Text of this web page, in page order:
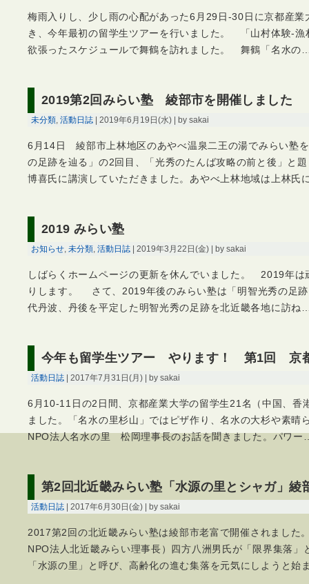
梅雨入りし、少し雨の心配があった6月29日-30日に京都産
き、今年最初の留学生ツアーを行いました。 「山村体験-漁
欲張ったスケジュールで舞鶴を訪れました。 舞鶴「名水の
2019第2回みらい塾 綾部市を開催しました
未分類, 活動日誌 | 2019年6月19日(水) | by sakai
6月14日 綾部市上林地区のあやべ温泉二王の湯でみらい塾
の足跡を辿る」の2回目、「光秀のたんば攻略の前と後」と
博喜氏に講演していただきました。あやべ上林地域は上林氏
2019 みらい塾
お知らせ, 未分類, 活動日誌 | 2019年3月22日(金) | by sakai
しばらくホームページの更新を休んでいました。 2019年は
りします。 さて、2019年後のみらい塾は「明智光秀の足
代丹波、丹後を平定した明智光秀の足跡を北近畿各地に訪ね
今年も留学生ツアー やります！ 第1回 京
活動日誌 | 2017年7月31日(月) | by sakai
6月10-11日の2日間、京都産業大学の留学生21名（中国、香
ました。「名水の里杉山」ではピザ作り、名水の大杉や素晴
NPO法人名水の里 松岡理事長のお話を聞きました。パワ
第2回北近畿みらい塾「水源の里とシャガ」綾
活動日誌 | 2017年6月30日(金) | by sakai
2017第2回の北近畿みらい塾は綾部市老富で開催されました
NPO法人北近畿みらい理事長）四方八洲男氏が「限界集落」
「水源の里」と呼び、高齢化の進む集落を元気にしようと始